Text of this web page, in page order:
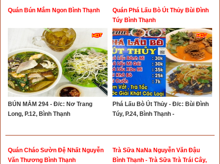
Quán Bún Mắm Ngon Bình Thạnh
BÚN MẮM 294 - Đ/c: Nơ Trang
Long, P.12, Bình Thạnh
Quán Phá Lấu Bò Út Thủy Bùi Đình
Túy Bình Thạnh
Phá Lấu Bò Út Thủy - Đ/c: Bùi Đình
Túy, P.24, Bình Thạnh -
Quán Cháo Sườn Đệ Nhất Nguyễn
Văn Thương Bình Thạnh
Trà Sữa NaNa Nguyễn Văn Đậu
Bình Thạnh - Trà Sữa Trà Trái Cây,